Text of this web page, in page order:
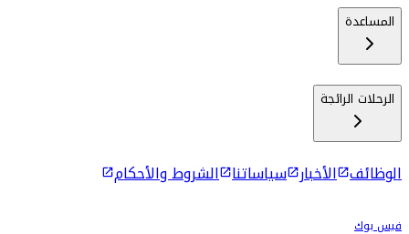
المساعدة
الرحلات الرائجة
الوظائف الأخبار سياساتنا الشروط والأحكام
فيس بوك